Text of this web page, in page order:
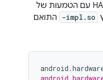
מציג גם את כל ה-HAL עם הטמעות של
-impl.so
התואם
android .